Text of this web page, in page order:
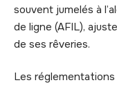
souvent jumelés à
de ligne (AFIL),
de ses rêveries.
Les